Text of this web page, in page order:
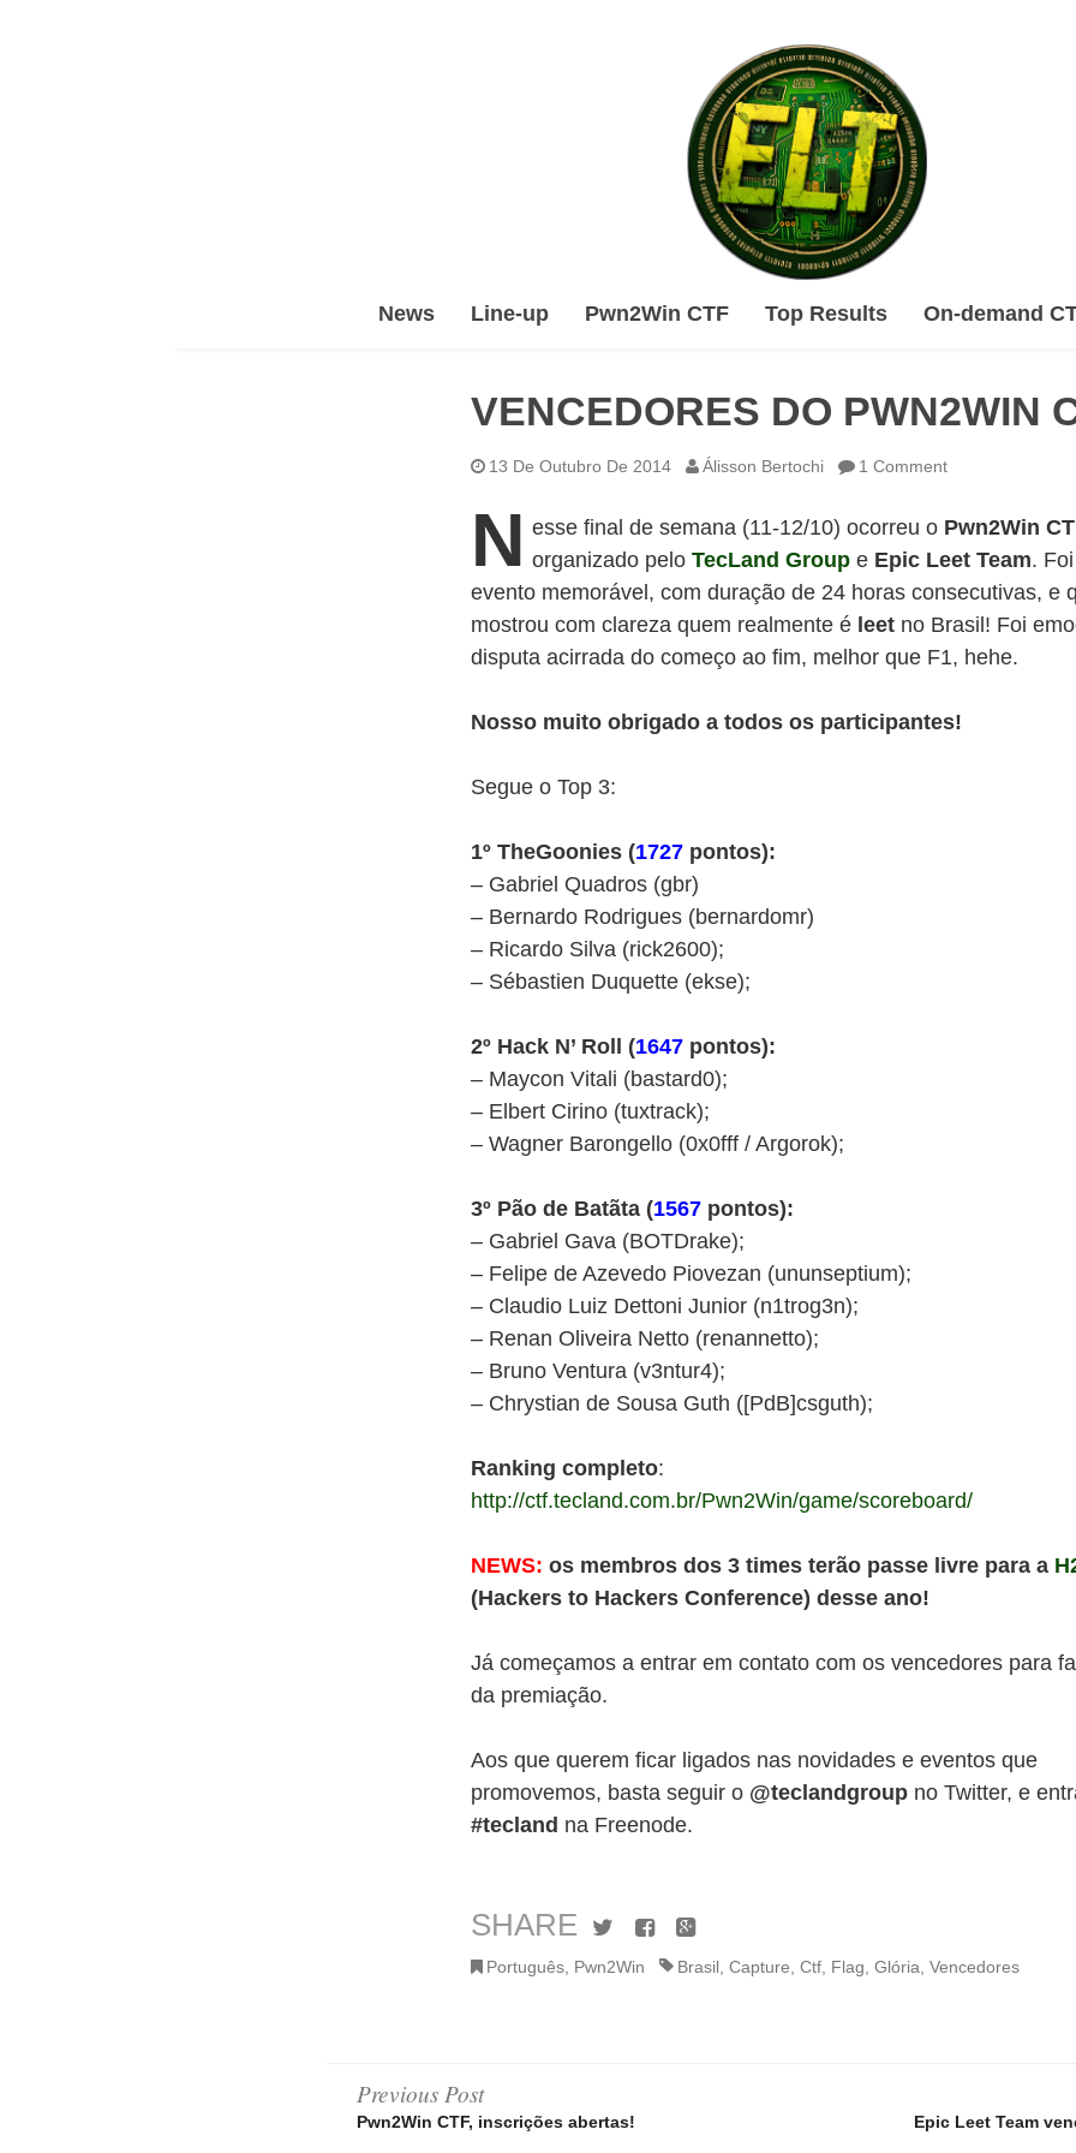
News Line-up Pwn2Win CTF Top Results On-demand
VENCEDORES DO PWN2WIN
13 De Outubro De 2014 Álisson Bertochi 1 Comment
N esse final de semana (11-12/10) ocorreu o Pwn2Win
organizado pelo TecLand Group e Epic Leet Team.
evento memorável, com duração de 24 horas consecutivas, e
mostrou com clareza quem realmente é leet no Brasil! Foi
disputa acirrada do começo ao fim, melhor que F1, hehe.
Nosso muito obrigado a todos os participantes!
Segue o Top 3:
1º TheGoonies (1727 pontos):
– Gabriel Quadros (gbr)
– Bernardo Rodrigues (bernardomr)
– Ricardo Silva (rick2600);
– Sébastien Duquette (ekse);
2º Hack N’ Roll (1647 pontos):
– Maycon Vitali (bastard0);
– Elbert Cirino (tuxtrack);
– Wagner Barongello (0x0fff / Argorok);
3º Pão de Batãta (1567 pontos):
– Gabriel Gava (BOTDrake);
– Felipe de Azevedo Piovezan (ununseptium);
– Claudio Luiz Dettoni Junior (n1trog3n);
– Renan Oliveira Netto (renannetto);
– Bruno Ventura (v3ntur4);
– Chrystian de Sousa Guth ([PdB]csguth);
Ranking completo:
http://ctf.tecland.com.br/Pwn2Win/game/scoreboard/
NEWS: os membros dos 3 times terão passe livre para a
(Hackers to Hackers Conference) desse ano!
Já começamos a entrar em contato com os vencedores para
da premiação.
Aos que querem ficar ligados nas novidades e eventos que
promovemos, basta seguir o @teclandgroup no Twitter, e
#tecland na Freenode.
SHARE TwitterFacebook
Google+
Português Pwn2Win Brasil Capture Ctf Flag Glória Vencedores
Post
Previous Post
Pwn2Win CTF, inscrições abertas! Epic Leet Team